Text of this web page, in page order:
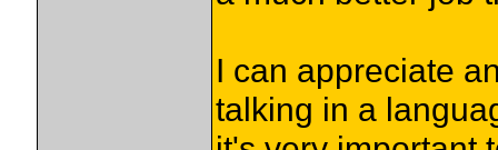
I can appreciate
talking in a